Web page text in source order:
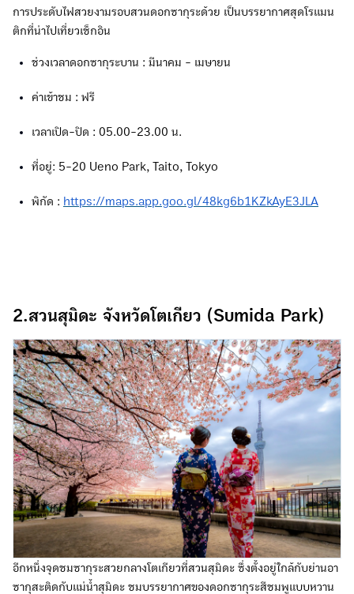
การประดับไฟสวยงามรอบสวนดอกซากุระด้วย เป็นบรรยากาศสุดโรแมน
ติกที่น่าไปเที่ยวเช็กอิน
ช่วงเวลาดอกซากุระบาน : มีนาคม - เมษายน
ค่าเข้าชม : ฟรี
เวลาเปิด-ปิด : 05.00-23.00 น.
ที่อยู่: 5-20 Ueno Park, Taito, Tokyo
พิกัด : https://maps.app.goo.gl/48kg6b1KZkAyE3JLA
2.สวนสุมิดะ จังหวัดโตเกียว (Sumida Park)
อีกหนึ่งจุดชมซากุระสวยกลางโตเกียวที่สวนสุมิดะ ซึ่งตั้งอยู่ใกล้กับย่านอา
ซากุสะติดกับแม่น้ำสุมิดะ ชมบรรยากาศของดอกซากุระสีชมพูแบบหวาน